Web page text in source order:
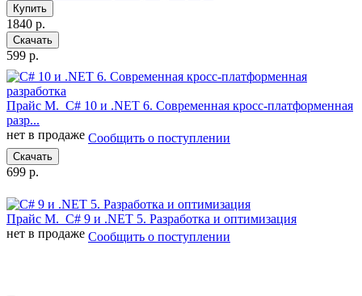
Купить
1840 р.
Скачать
599 р.
Прайс М. C# 10 и .NET 6. Современная кросс-платформенная
разр...
нет в продаже Сообщить о поступлении
Скачать
699 р.
Прайс М. C# 9 и .NET 5. Разработка и оптимизация
нет в продаже Сообщить о поступлении